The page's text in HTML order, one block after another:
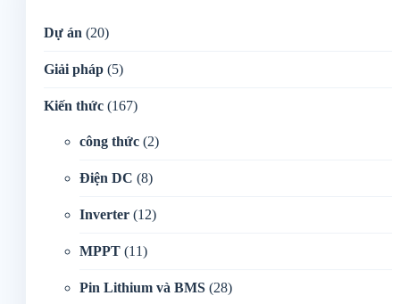
Dự án (20)
Giải pháp (5)
Kiến thức (167)
công thức (2)
Điện DC (8)
Inverter (12)
MPPT (11)
Pin Lithium và BMS (28)